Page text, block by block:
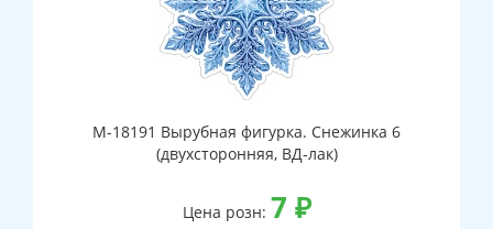
М-18191 Вырубная фигурка. Снежинка 6
(двухсторонняя, ВД-лак)
Цена розн: 7 ₽